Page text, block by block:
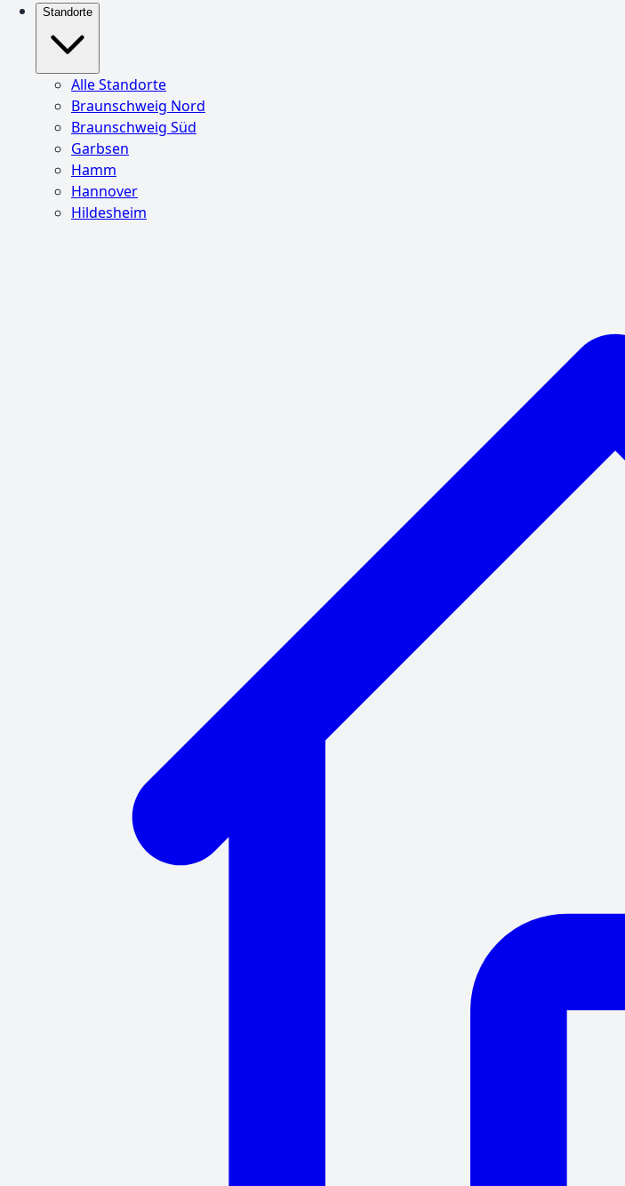
Standorte
Alle Standorte
Braunschweig Nord
Braunschweig Süd
Garbsen
Hamm
Hannover
Hildesheim